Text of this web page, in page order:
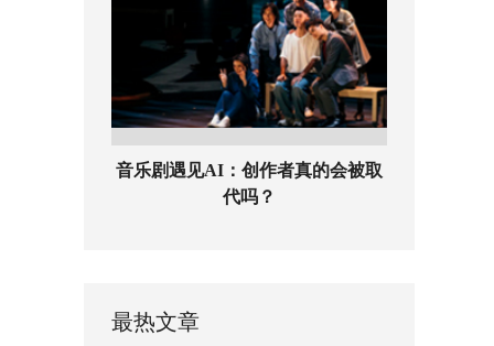
音乐剧遇见AI：创作者真的会被取
代吗？
最热文章